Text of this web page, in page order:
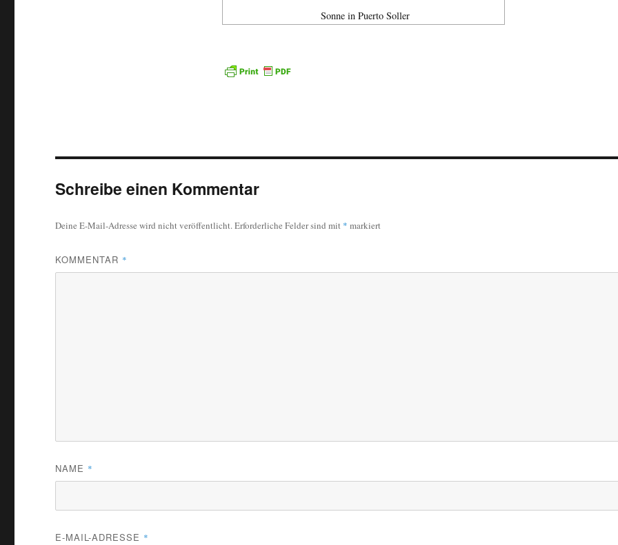
Sonne in Puerto Soller
Schreibe einen Kommentar
Deine E-Mail-Adresse wird nicht veröffentlicht.Erforderliche Felder sind mit * markiert
KOMMENTAR *
NAME *
E-MAIL-ADRESSE *